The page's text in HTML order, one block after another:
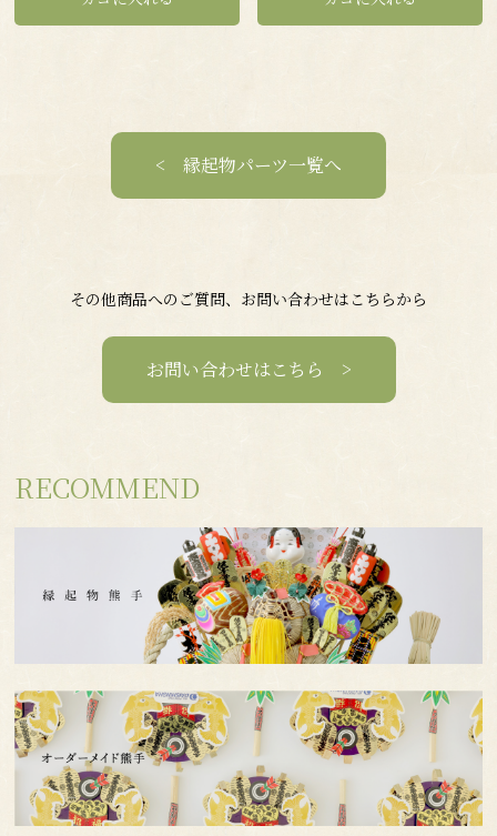
< 縁起物パーツ一覧へ
その他商品へのご質問、お問い合わせはこちらから
お問い合わせはこちら >
RECOMMEND